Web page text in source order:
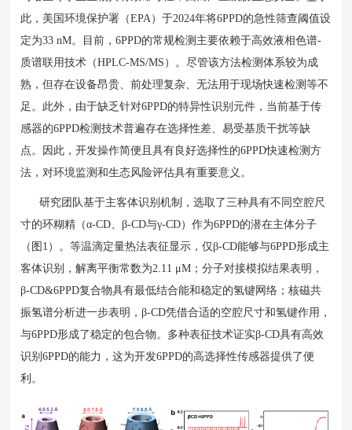
此，美国环境保护署（EPA）于2024年将6PPD的急性筛查阈值设
定为33 nM。目前，6PPD的常规检测主要依赖于高效液相色谱-
质谱联用技术（HPLC-MS/MS）。尽管该方法检测体系较为成
熟，但存在设备昂贵、前处理复杂、无法用于现场快速检测等不
足。此外，由于缺乏针对6PPD的特异性识别元件，当前基于传
感器的6PPD检测技术普遍存在选择性差、易受基质干扰等缺
点。因此，开发操作简便且具有良好选择性的6PPD快速检测方
法，对环境监测和生态风险评估具有重要意义。
研究团队基于主客体识别机制，选取了三种具有不同空腔尺
寸的环糊精（α-CD、β-CD与γ-CD）作为6PPD的潜在主体分子
（图1）。等温滴定量热法表征显示，仅β-CD能够与6PPD形成主
客体识别，解离平衡常数为2.11 μM；分子对接模拟结果表明，
β-CD&6PPD复合物具有最低结合能和稳定的氢键网络；核磁共
振氢谱分析进一步表明，β-CD凭借合适的空腔尺寸和氢键作用，
与6PPD形成了稳定的包合物。多种表征技术证实β-CD具有高效
识别6PPD的能力，这为开发6PPD的高选择性传感器提供了便
利。